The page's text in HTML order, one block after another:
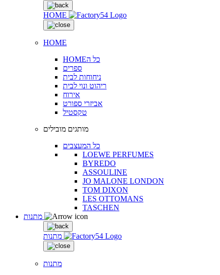
HOME
HOME
HOMEכל ה
ספרים
ניחוחות לבית
ריהוט ונוי לבית
אירוח
אביזרי ספורט
טקסטיל
מותגים מובילים
כל המעצבים
LOEWE PERFUMES
BYREDO
ASSOULINE
JO MALONE LONDON
TOM DIXON
LES OTTOMANS
TASCHEN
מתנות
מתנות